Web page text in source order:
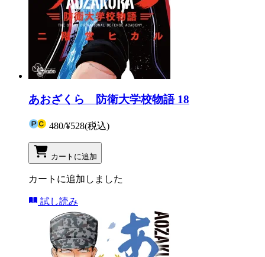
あおざくら 防衛大学校物語 18
480/¥528(税込)
カートに追加
カートに追加しました
試し読み